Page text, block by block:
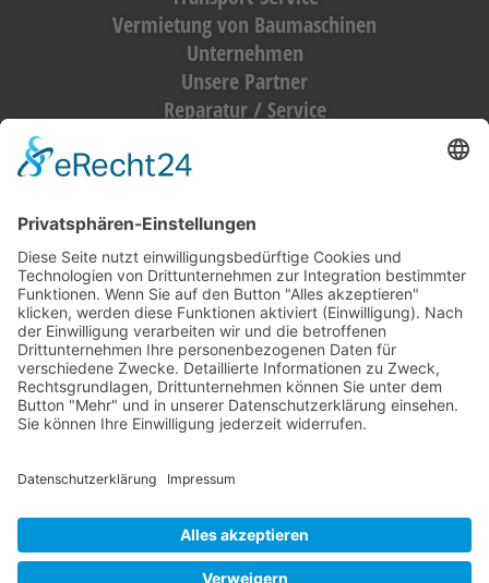
Vermietung von Baumaschinen
Unternehmen
Unsere Partner
Reparatur / Service
Vermietung (alles)
Hebetechnik
Sägen, Trennen
Bagger
Oberflächenbearbeitung
Heizen, Kühlen, Luft
Reinigung
Strom
Verdichtung